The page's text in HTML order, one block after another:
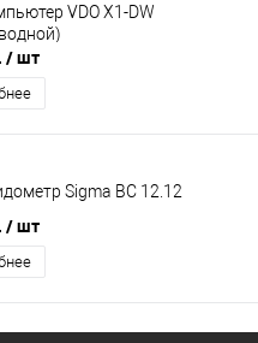
VDO X1-DW
/ шт
Sigma BC 12.12
/ шт